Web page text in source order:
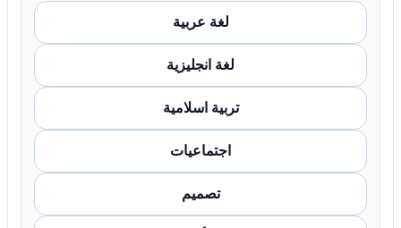
لغة عربية
لغة انجليزية
تربية اسلامية
اجتماعيات
تصميم